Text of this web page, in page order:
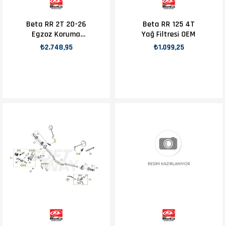
Beta RR 2T 20-26
Egzoz Koruma
OEM
₺2.748,95
Beta RR 125 4T
Yağ Filtresi OEM
₺1.099,25